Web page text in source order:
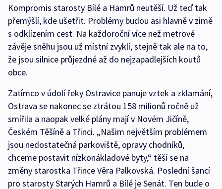
Kompromis starosty Bílé a Hamrů neutěší. Už teď tak
přemýšlí, kde ušetřit. Problémy budou asi hlavně v zimě
s odklízením cest. Na každoroční více než metrové
závěje sněhu jsou už místní zvyklí, stejně tak ale na to,
že jsou silnice průjezdné až do nejzapadlejších koutů
obce.
Zatímco v údolí řeky Ostravice panuje vztek a zklamání,
Ostrava se nakonec se ztrátou 158 milionů ročně už
smířila a naopak velké plány mají v Novém Jičíně,
Českém Těšíně a Třinci. „Našim největším problémem
jsou nedostatečná parkoviště, opravy chodníků,
chceme postavit nízkonákladové byty,“ těší se na
změny starostka Třince Věra Palkovská. Poslední šancí
pro starosty Starých Hamrů a Bílé je Senát. Ten bude o